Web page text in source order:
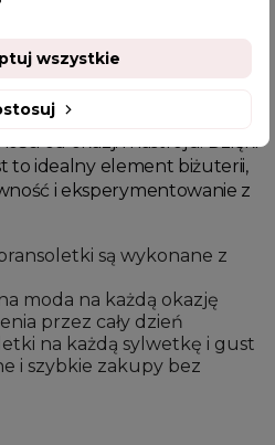
Bransoletka gruby
na tworzenie wielu
od okazji i nastroju. Dzięki
to idealny element biżuterii,
i eksperymentowanie z
są wykonane z
moda na każdą okazję
przez cały dzień
na każdą sylwetkę i gust
i szybkie zakupy bez
wszystkie